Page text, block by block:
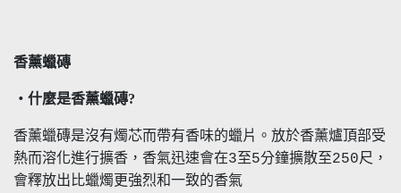
香薰蠟磚
・什麼是香薰蠟磚?
香薰蠟磚是沒有燭芯而帶有香味的蠟片。放於香薰爐頂部受
熱而溶化進行擴香，香氣迅速會在3至5分鐘擴散至250尺，
會釋放出比蠟燭更強烈和一致的香氣